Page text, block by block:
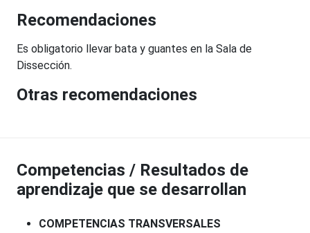
Recomendaciones
Es obligatorio llevar bata y guantes en la Sala de
Dissección.
Otras recomendaciones
Competencias / Resultados de
aprendizaje que se desarrollan
COMPETENCIAS TRANSVERSALES